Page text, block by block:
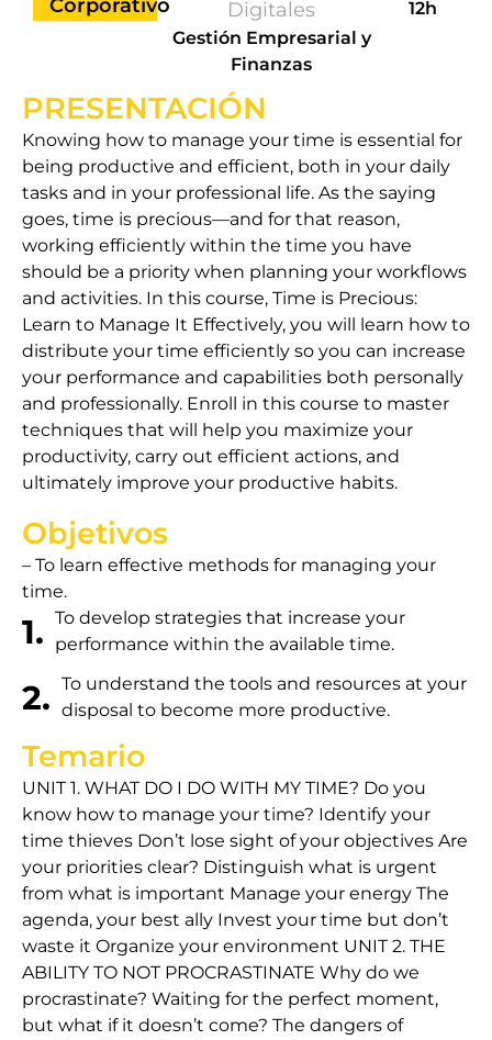
Corporativo
Digitales
Gestión Empresarial y
Finanzas
12h
PRESENTACIÓN
Knowing how to manage your time is essential for
being productive and efficient, both in your daily
tasks and in your professional life. As the saying
goes, time is precious—and for that reason,
working efficiently within the time you have
should be a priority when planning your workflows
and activities. In this course, Time is Precious:
Learn to Manage It Effectively, you will learn how to
distribute your time efficiently so you can increase
your performance and capabilities both personally
and professionally. Enroll in this course to master
techniques that will help you maximize your
productivity, carry out efficient actions, and
ultimately improve your productive habits.
Objetivos
– To learn effective methods for managing your
time.
1. To develop strategies that increase your
performance within the available time.
2. To understand the tools and resources at your
disposal to become more productive.
Temario
UNIT 1. WHAT DO I DO WITH MY TIME? Do you
know how to manage your time? Identify your
time thieves Don’t lose sight of your objectives Are
your priorities clear? Distinguish what is urgent
from what is important Manage your energy The
agenda, your best ally Invest your time but don’t
waste it Organize your environment UNIT 2. THE
ABILITY TO NOT PROCRASTINATE Why do we
procrastinate? Waiting for the perfect moment,
but what if it doesn’t come? The dangers of